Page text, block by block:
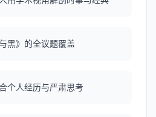
黑》的全议题覆盖
个人经历与严肃思考